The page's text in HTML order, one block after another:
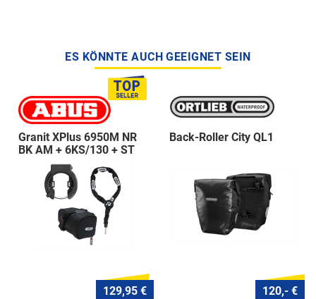
ES KÖNNTE AUCH GEEIGNET SEIN
Granit XPlus 6950M NR
BK AM + 6KS/130 + ST
129,95 €
Back-Roller City QL1
120,- €